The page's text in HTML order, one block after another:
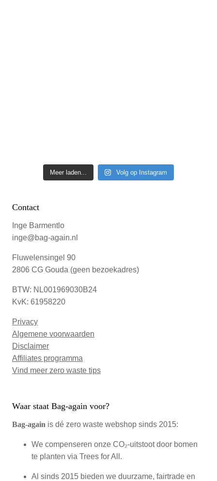
Meer laden... Volg op Instagram
Contact
Inge Barmentlo
inge@bag-again.nl
Fluwelensingel 90
2806 CG Gouda (geen bezoekadres)
BTW: NL001969030B24
KvK: 61958220
Privacy
Algemene voorwaarden
Disclaimer
Affiliates programma
Vind meer zero waste tips
Waar staat Bag-again voor?
Bag‑again is dé zero waste webshop sinds 2015:
We compenseren onze CO₂-uitstoot door bomen
te planten via Trees for All.
Al sinds 2015 bieden we duurzame, fairtrade en